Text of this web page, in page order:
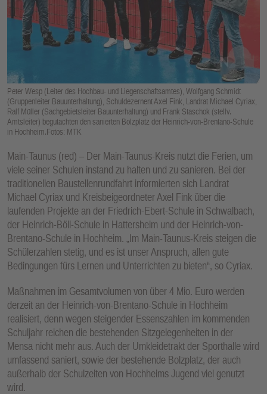
Peter Wesp (Leiter des Hochbau- und Liegenschaftsamtes), Wolfgang Schmidt
(Gruppenleiter Bauunterhaltung), Schuldezernent Axel Fink, Landrat Michael Cyriax,
Ralf Müller (Sachgebietsleiter Bauunterhaltung) und Frank Staschok (stellv.
Amtsleiter) begutachten den sanierten Bolzplatz der Heinrich-von-Brentano-Schule
in Hochheim.Fotos: MTK
Main-Taunus (red) – Der Main-Taunus-Kreis nutzt die Ferien, um
viele seiner Schulen instand zu halten und zu sanieren. Bei der
traditionellen Baustellenrundfahrt informierten sich Landrat
Michael Cyriax und Kreisbeigeordneter Axel Fink über die
laufenden Projekte an der Friedrich-Ebert-Schule in Schwalbach,
der Heinrich-Böll-Schule in Hattersheim und der Heinrich-von-
Brentano-Schule in Hochheim. „Im Main-Taunus-Kreis steigen die
Schülerzahlen stetig, und es ist unser Anspruch, allen gute
Bedingungen fürs Lernen und Unterrichten zu bieten“, so Cyriax.
Maßnahmen im Gesamtvolumen von über 4 Mio. Euro werden
derzeit an der Heinrich-von-Brentano-Schule in Hochheim
realisiert, denn wegen steigender Essenszahlen im kommenden
Schuljahr reichen die bestehenden Sitzgelegenheiten in der
Mensa nicht mehr aus. Auch der Umkleidetrakt der Sporthalle wird
umfassend saniert, sowie der bestehende Bolzplatz, der auch
außerhalb der Schulzeiten von Hochheims Jugend viel genutzt
wird.
E
N